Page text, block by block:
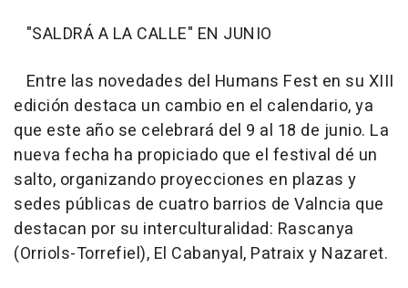
"SALDRÁ A LA CALLE" EN JUNIO
Entre las novedades del Humans Fest en su XIII
edición destaca un cambio en el calendario, ya
que este año se celebrará del 9 al 18 de junio. La
nueva fecha ha propiciado que el festival dé un
salto, organizando proyecciones en plazas y
sedes públicas de cuatro barrios de Valncia que
destacan por su interculturalidad: Rascanya
(Orriols-Torrefiel), El Cabanyal, Patraix y Nazaret.